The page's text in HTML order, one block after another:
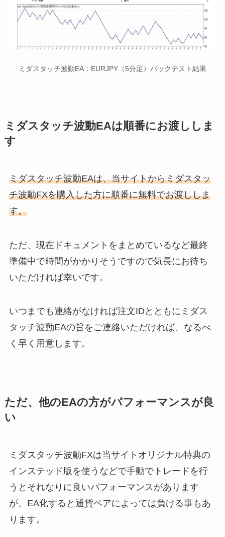
ミダスタッチ波動EA：EURJPY（5分足）バックテスト結果
ミダスタッチ波動EAは順番にお渡ししま
す
ミダスタッチ波動EAは、当サイトからミダスタッ
チ波動FXを購入した方に順番に無料でお渡ししま
す。
ただ、現在ドキュメントをまとめているなど最終
準備中で時間がかかりそうですので気長にお待ち
いただければ幸いです。
いつまでも連絡がなければ注文IDとともにミダス
タッチ波動EAの旨をご連絡いただければ、なるべ
く早く用意します。
ただ、他のEAの方がパフォーマンスが良
い
ミダスタッチ波動FXは当サイトオリジナル特典の
インステッド版を使うなどで手動でトレードを行
うとそれなりに良いパフォーマンスがあります
が、EA化すると通貨ペアによっては負ける事もあ
ります。